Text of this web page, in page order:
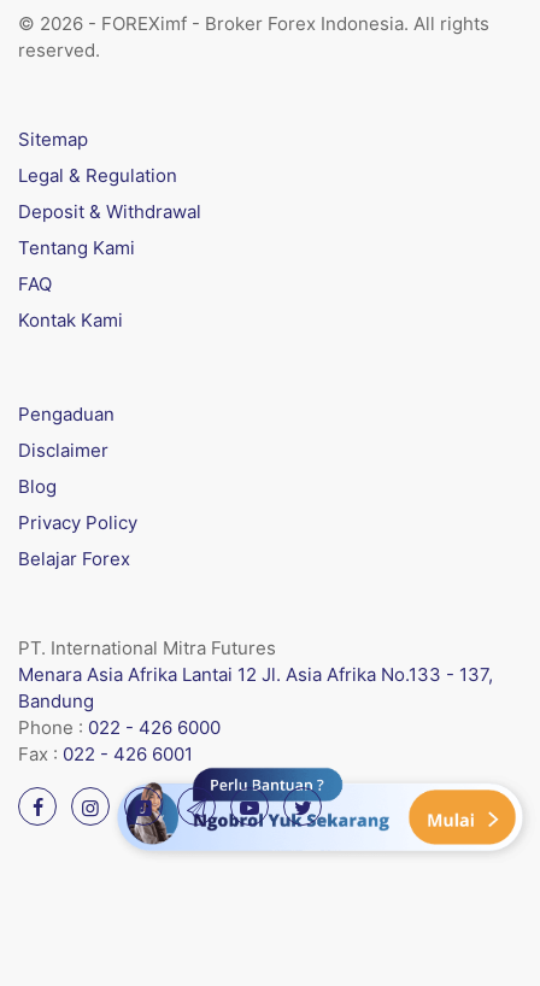
© 2026 - FOREXimf - Broker Forex Indonesia. All rights
reserved.
Sitemap
Legal & Regulation
Deposit & Withdrawal
Tentang Kami
FAQ
Kontak Kami
Pengaduan
Disclaimer
Blog
Privacy Policy
Belajar Forex
PT. International Mitra Futures
Menara Asia Afrika Lantai 12 Jl. Asia Afrika No.133 - 137,
Bandung
Phone : 022 - 426 6000
Fax : 022 - 426 6001